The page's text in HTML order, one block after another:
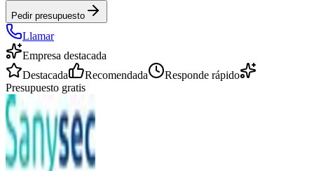
Pedir presupuesto
Llamar
Empresa destacada
Destacada
Recomendada
Responde rápido
Presupuesto gratis